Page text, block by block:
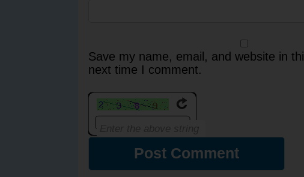
Save my name, email, and website in
next time I comment.